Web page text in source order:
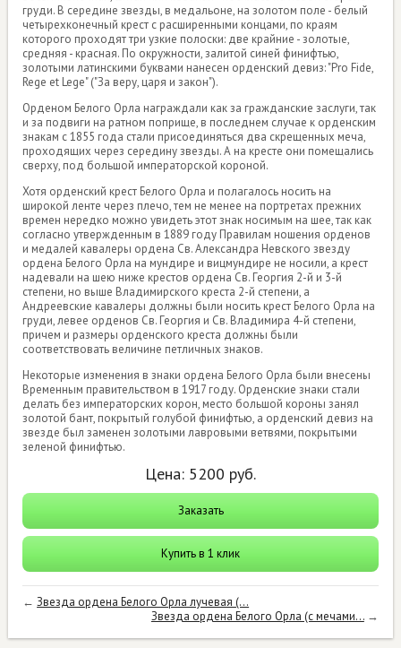
груди. В середине звезды, в медальоне, на золотом поле - белый
четырехконечный крест с расширенными концами, по краям
которого проходят три узкие полоски: две крайние - золотые,
средняя - красная. По окружности, залитой синей финифтью,
золотыми латинскими буквами нанесен орденский девиз: "Pro Fide,
Rege et Lege" ("За веру, царя и закон").
Орденом Белого Орла награждали как за гражданские заслуги, так
и за подвиги на ратном поприще, в последнем случае к орденским
знакам с 1855 года стали присоединяться два скрещенных меча,
проходящих через середину звезды. А на кресте они помещались
сверху, под большой императорской короной.
Хотя орденский крест Белого Орла и полагалось носить на
широкой ленте через плечо, тем не менее на портретах прежних
времен нередко можно увидеть этот знак носимым на шее, так как
согласно утвержденным в 1889 году Правилам ношения орденов
и медалей кавалеры ордена Св. Александра Невского звезду
ордена Белого Орла на мундире и вицмундире не носили, а крест
надевали на шею ниже крестов ордена Св. Георгия 2-й и 3-й
степени, но выше Владимирского креста 2-й степени, а
Андреевские кавалеры должны были носить крест Белого Орла на
груди, левее орденов Св. Георгия и Св. Владимира 4-й степени,
причем и размеры орденского креста должны были
соответствовать величине петличных знаков.
Некоторые изменения в знаки ордена Белого Орла были внесены
Временным правительством в 1917 году. Орденские знаки стали
делать без императорских корон, место большой короны занял
золотой бант, покрытый голубой финифтью, а орденский девиз на
звезде был заменен золотыми лавровыми ветвями, покрытыми
зеленой финифтью.
Цена: 5200 руб.
Заказать
Купить в 1 клик
←Звезда ордена Белого Орла лучевая (...
Звезда ордена Белого Орла (с мечами...→